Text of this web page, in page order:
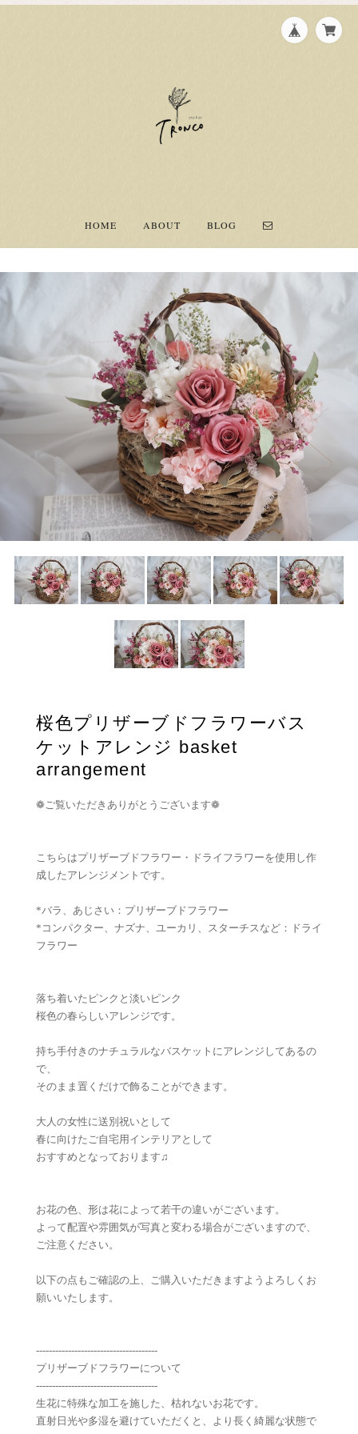
HOME ABOUT BLOG
桜色プリザーブドフラワーバス
ケットアレンジ basket
arrangement
❁ご覧いただきありがとうございます❁
こちらはプリザーブドフラワー・ドライフラワーを使用し作
成したアレンジメントです。
*バラ、あじさい：プリザーブドフラワー
*コンパクター、ナズナ、ユーカリ、スターチスなど：ドライ
フラワー
落ち着いたピンクと淡いピンク
桜色の春らしいアレンジです。
持ち手付きのナチュラルなバスケットにアレンジしてあるの
で、
そのまま置くだけで飾ることができます。
大人の女性に送別祝いとして
春に向けたご自宅用インテリアとして
おすすめとなっております♫
お花の色、形は花によって若干の違いがございます。
よって配置や雰囲気が写真と変わる場合がございますので、
ご注意ください。
以下の点もご確認の上、ご購入いただきますようよろしくお
願いいたします。
--------------------------------------
プリザーブドフラワーについて
--------------------------------------
生花に特殊な加工を施した、枯れないお花です。
直射日光や多湿を避けていただくと、より長く綺麗な状態で